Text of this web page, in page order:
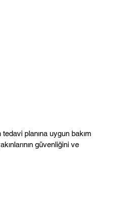
planına uygun bakım
güvenliğini ve